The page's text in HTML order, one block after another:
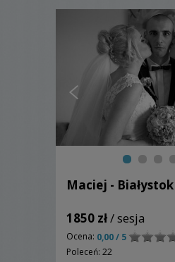
Maciej - Białystok
1850 zł/ sesja
Ocena: 0,00 / 5
Poleceń: 22